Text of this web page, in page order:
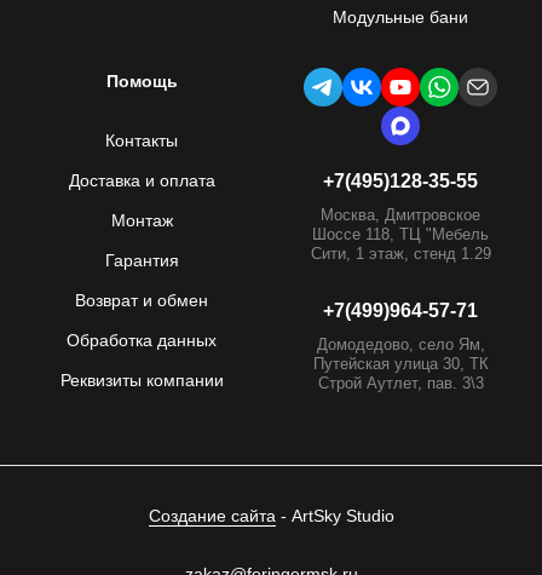
Модульные бани
Помощь
Контакты
Доставка и оплата
Монтаж
Гарантия
Возврат и обмен
Обработка данных
Реквизиты компании
+7(495)128-35-55
Москва, Дмитровское
Шоссе 118, ТЦ "Мебель
Сити, 1 этаж, стенд 1.29
+7(499)964-57-71
Домодедово, село Ям,
Путейская улица 30, ТК
Строй Аутлет, пав. 3\3
Создание сайта - ArtSky Studio